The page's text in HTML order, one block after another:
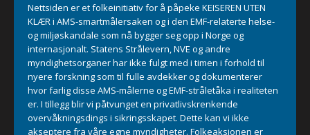
Nettsiden er et folkeinitiativ for å påpeke KEISEREN UTEN
KLÆR i AMS-smartmålersaken og i den EMF-relaterte helse-
og miljøskandale som nå bygger seg opp i Norge og
internasjonalt. Statens Strålevern, NVE og andre
myndighetsorganer har ikke fulgt med i timen i forhold til
nyere forskning som til fulle avdekker og dokumenterer
hvor farlig disse AMS-målerne og EMF-stråletåka i realiteten
er. I tillegg blir vi påtvunget en privatlivskrenkende
overvåkningsdings i sikringsskapet. Dette kan vi ikke
akseptere fra våre egne myndigheter. Folkeaksjonen er